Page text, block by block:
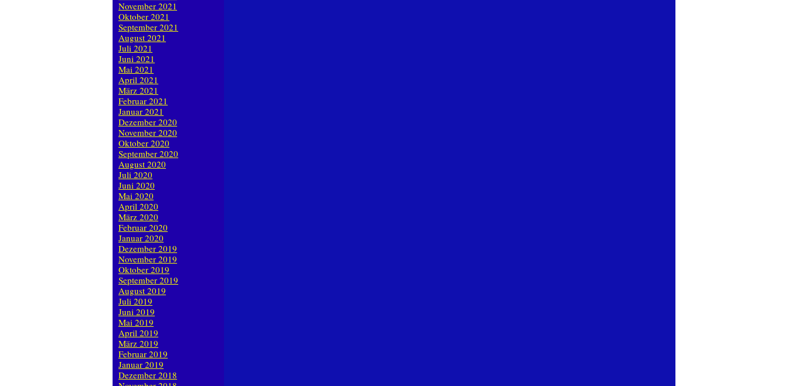
November 2021
Oktober 2021
September 2021
August 2021
Juli 2021
Juni 2021
Mai 2021
April 2021
März 2021
Februar 2021
Januar 2021
Dezember 2020
November 2020
Oktober 2020
September 2020
August 2020
Juli 2020
Juni 2020
Mai 2020
April 2020
März 2020
Februar 2020
Januar 2020
Dezember 2019
November 2019
Oktober 2019
September 2019
August 2019
Juli 2019
Juni 2019
Mai 2019
April 2019
März 2019
Februar 2019
Januar 2019
Dezember 2018